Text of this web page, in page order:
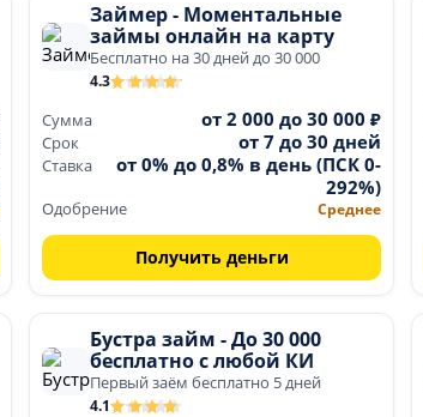
Займер - Моментальные
займы онлайн на карту
Бесплатно на 30 дней до 30 000
4.3
Сумма от 2 000 до 30 000 ₽
Срок от 7 до 30 дней
Ставка
от 0% до 0,8% в день (ПСК 0-
292%)
Одобрение Среднее
Получить деньги
Бустра займ - До 30 000
бесплатно с любой КИ
Первый заём бесплатно 5 дней
4.1